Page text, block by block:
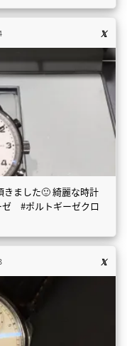
ました🙂 綺麗な時計
ゼ #ポルトギーゼクロ